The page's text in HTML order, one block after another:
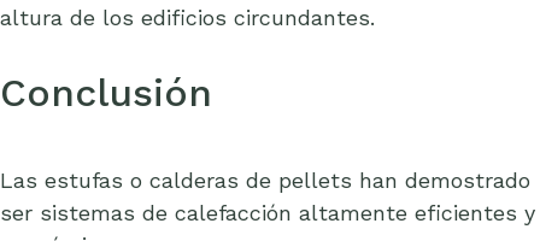
altura de los edificios circundantes.
Conclusión
Las estufas o calderas de pellets han demostrado
ser sistemas de calefacción altamente eficientes y